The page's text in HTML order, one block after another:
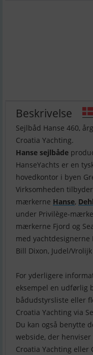
Beskrivelse
Sejlbåd Hanse 460,
Hanse sejlbåde
HanseYachts er en
hovedkontor i byen
Virksomheden
mærkerne Hanse,
under Privilège-
mærkerne Fjord og
med yachtdesignerne
Bill Dixon, Judel/
For yderligere
eksempel en udførlig
bådudstyrsliste eller
Croatia Yachting via
Du kan også benytte
webside, der
Croatia Yachting eller